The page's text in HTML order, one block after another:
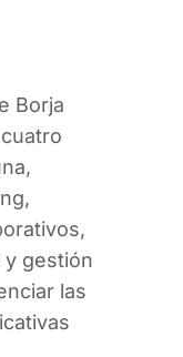
Borja
y gestión
las